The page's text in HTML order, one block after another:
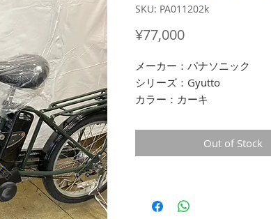
SKU: PA011202k
¥77,000Price
メーカー：パナソニック
シリーズ：Gyutto
カラー：カーキ
０％以上）
Out of Stock